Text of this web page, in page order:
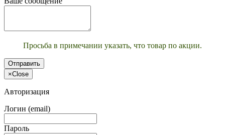
Просьба в примечании указать, что товар по акции.
Отправить
×Close
Авторизация
Логин (email)
Пароль